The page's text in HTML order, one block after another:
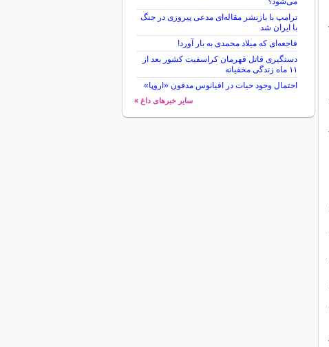
ترامپ با بازنشر مقاله‌ای مدعی پیروزی در جنگ
با ایران شد
فاجعه‌ای که میلاد محمدی به بار آورد!
دستگیری قاتل قهرمان کراسفیت کشور بعد از
۱۱ ماه زندگی مخفیانه
احتمال وجود حیات در اقیانوس مدفون «اروپا»
سایر خبرهای داغ »